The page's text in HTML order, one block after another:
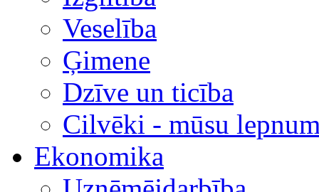
Veselība
Ģimene
Dzīve un ticība
Cilvēki - mūsu
Ekonomika